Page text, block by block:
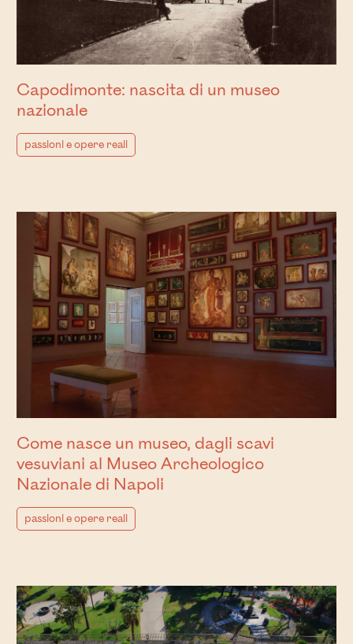
Capodimonte: nascita di un museo
nazionale
passioni e opere reali
Come nasce un museo, dagli scavi
vesuviani al Museo Archeologico
Nazionale di Napoli
passioni e opere reali